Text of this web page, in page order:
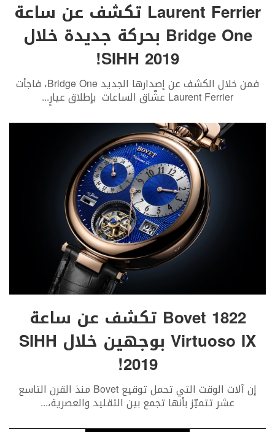
Laurent Ferrier تكشف عن ساعة
Bridge One بحركة جديدة خلال
SIHH 2019!
فمن خلال الكشف عن إصدارها الجديد Bridge One، فاجأت
Laurent Ferrier عشّاق الساعات بإطلاق عيارٍ ...
Bovet 1822 تكشف عن ساعة
Virtuoso IX بوجهين خلال SIHH
2019!
إن آلات الوقت التي تحمل توقيع Bovet منذ القرن التاسع
عشر تتميّز بأنها تجمع بين التقليد والعصرية،...